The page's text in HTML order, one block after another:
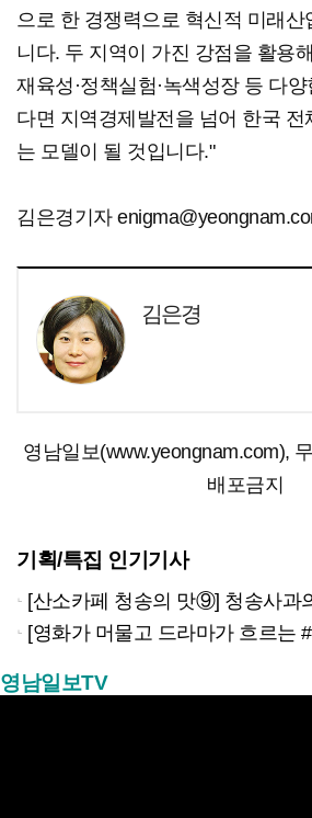
으로 한 경쟁력으로 혁신적 미래
니다. 두 지역이 가진 강점을 활용
재육성·정책실험·녹색성장 등 다
다면 지역경제발전을 넘어 한국
는 모델이 될 것입니다."
김은경기자
김은경
영남일보(www.yeongnam.com),
배포금지
기획/특집 인기기사
[산소카페 청송의 맛⑨] 청송사과
[영화가 머물고 드라마가 흐르는 #포항_로그인⑨] 하루 끝의 조용한
영남일보TV